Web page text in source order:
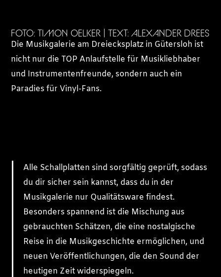
FOTO: TIMON OELKER | TEXT: ALEXANDER DREES
Die Musikgalerie am Dreiecksplatz in Gütersloh ist
nicht nur die TOP Anlaufstelle für Musikliebhaber
und Instrumentenfreunde, sondern auch ein
Paradies für Vinyl-Fans.
Alle Schallplatten sind sorgfältig geprüft, sodass
du dir sicher sein kannst, dass du in der
Musikgalerie nur Qualitätsware findest.
Besonders spannend ist die Mischung aus
gebrauchten Schätzen, die eine nostalgische
Reise in die Musikgeschichte ermöglichen, und
neuen Veröffentlichungen, die den Sound der
heutigen Zeit widerspiegeln.